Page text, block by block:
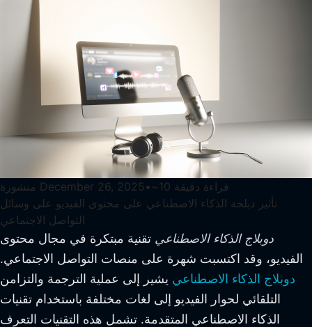
منشورة December 26, 2025 • ~10 قراءة دقيقة
تأثير دبلجة الذكاء الاصطناعي على محتوى الفيديو على وسائل
التواصل الاجتماعي
دوبلاج الذكاء الاصطناعي تقنية مبتكرة في مجال محتوى
الفيديو، وقد اكتسبت شهرة على منصات التواصل الاجتماعي.
دوبلاج الذكاء الاصطناعي يشير إلى عملية الترجمة والتزامن
التلقائي لحوار الفيديو إلى لغات مختلفة باستخدام تقنيات
الذكاء الاصطناعي المتقدمة. تشمل هذه التقنيات التعرف